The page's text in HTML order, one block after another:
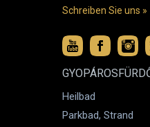
Schreiben Sie uns »
Heilbad
Parkbad, Strand